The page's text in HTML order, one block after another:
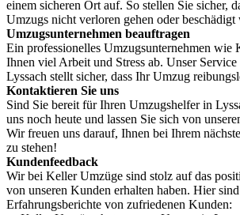
einem sicheren Ort auf. So stellen Sie sicher,
Umzugs nicht verloren gehen oder beschädigt
Umzugsunternehmen beauftragen
Ein professionelles Umzugsunternehmen wie
Ihnen viel Arbeit und Stress ab. Unser
Lyssach stellt sicher, dass Ihr Umzug
Kontaktieren Sie uns
Sind Sie bereit für Ihren Umzugshelfer in
uns noch heute und lassen Sie sich von
Wir freuen uns darauf, Ihnen bei Ihrem
zu stehen!
Kundenfeedback
Wir bei Keller Umzüge sind stolz auf das
von unseren Kunden erhalten haben. Hier
Erfahrungsberichte von zufriedenen Kunden: